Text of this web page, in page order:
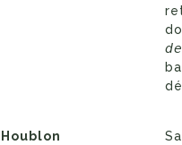
Houblon